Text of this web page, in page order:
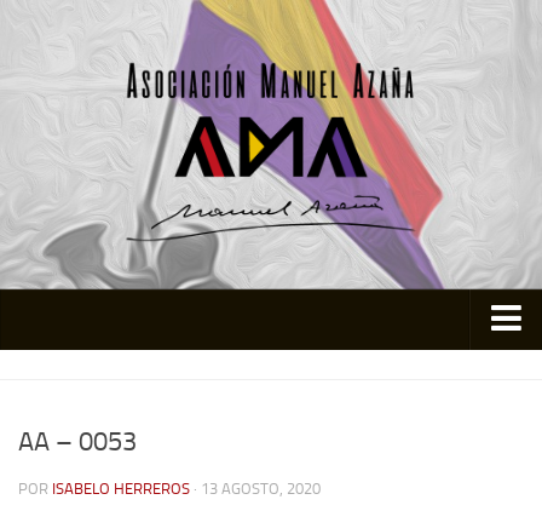
Actividades
AA – 0053
POR ISABELO HERREROS · 13 AGOSTO, 2020